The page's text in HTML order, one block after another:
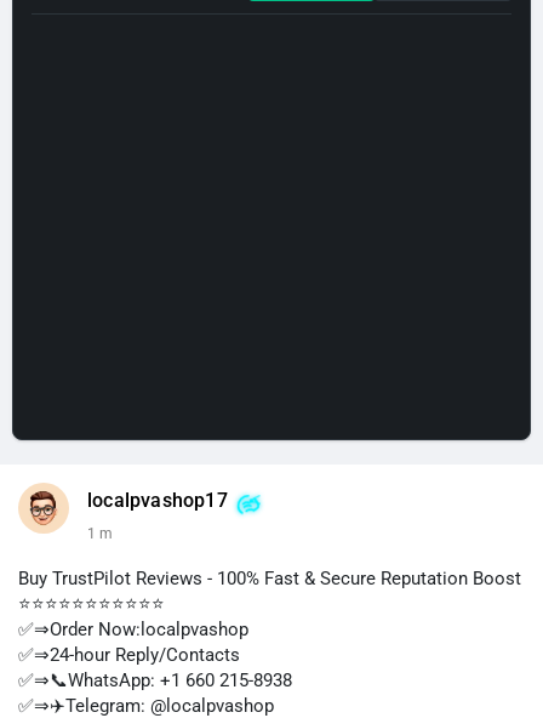
localpvashop17
1 m
Buy TrustPilot Reviews - 100% Fast & Secure Reputation Boost
⭐⭐⭐⭐⭐⭐⭐⭐⭐⭐⭐
✅⇒Order Now:localpvashop
✅⇒24-hour Reply/Contacts
✅⇒📞WhatsApp: +1 660 215-8938
✅⇒✈️Telegram: @localpvashop